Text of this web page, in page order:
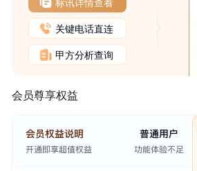
关键电话直连
甲方分析查询
会员尊享权益